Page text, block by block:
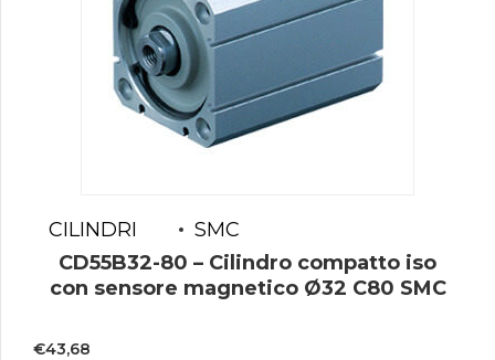
CILINDRI
SMC
CD55B32-80 – Cilindro compatto iso
con sensore magnetico Ø32 C80 SMC
€43,68